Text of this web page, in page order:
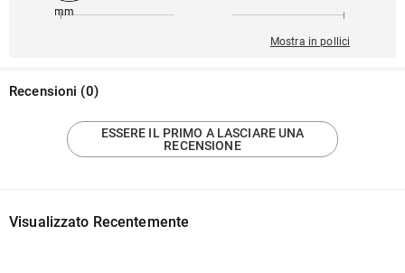
145mm
Mostra in pollici
Recensioni (0)
ESSERE IL PRIMO A LASCIARE UNA
RECENSIONE
Visualizzato Recentemente